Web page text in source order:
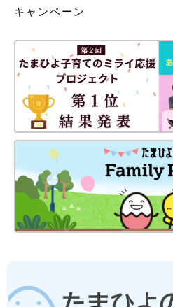
キャンペーン